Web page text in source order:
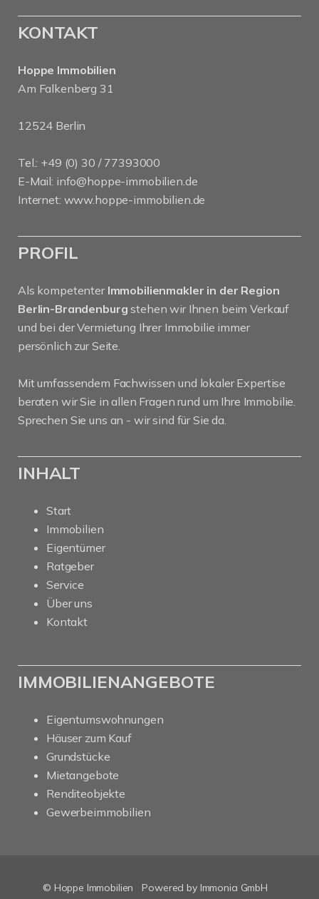
KONTAKT
Hoppe Immobilien
Am Falkenberg 31
12524 Berlin
Tel.: +49 (0) 30 / 77393000
E-Mail: info@hoppe-immobilien.de
Internet: www.hoppe-immobilien.de
PROFIL
Als kompetenter Immobilienmakler in der Region
Berlin-Brandenburg stehen wir Ihnen beim Verkauf
und bei der Vermietung Ihrer Immobilie immer
persönlich zur Seite.
Mit umfassendem Fachwissen und lokaler Expertise
beraten wir Sie in allen Fragen rund um Ihre Immobilie.
Sprechen Sie uns an - wir sind für Sie da.
INHALT
Start
Immobilien
Eigentümer
Ratgeber
Service
Über uns
Kontakt
IMMOBILIENANGEBOTE
Eigentumswohnungen
Häuser zum Kauf
Grundstücke
Mietangebote
Renditeobjekte
Gewerbeimmobilien
© Hoppe Immobilien Powered by Immonia GmbH